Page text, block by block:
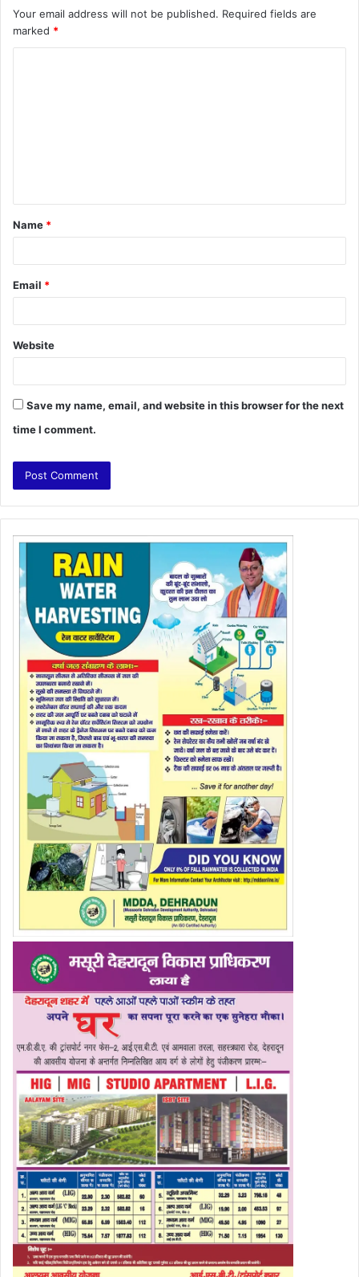
Your email address will not be published. Required fields are
marked *
t
*
Name *
Email *
Website
Save my name, email, and website in this browser for the next
time I comment.